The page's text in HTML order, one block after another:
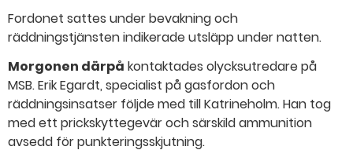
Fordonet sattes under bevakning och
räddningstjänsten indikerade utsläpp under natten.
Morgonen därpå kontaktades olycksutredare på
MSB. Erik Egardt, specialist på gasfordon och
räddningsinsatser följde med till Katrineholm. Han tog
med ett prickskyttegevär och särskild ammunition
avsedd för punkteringsskjutning.